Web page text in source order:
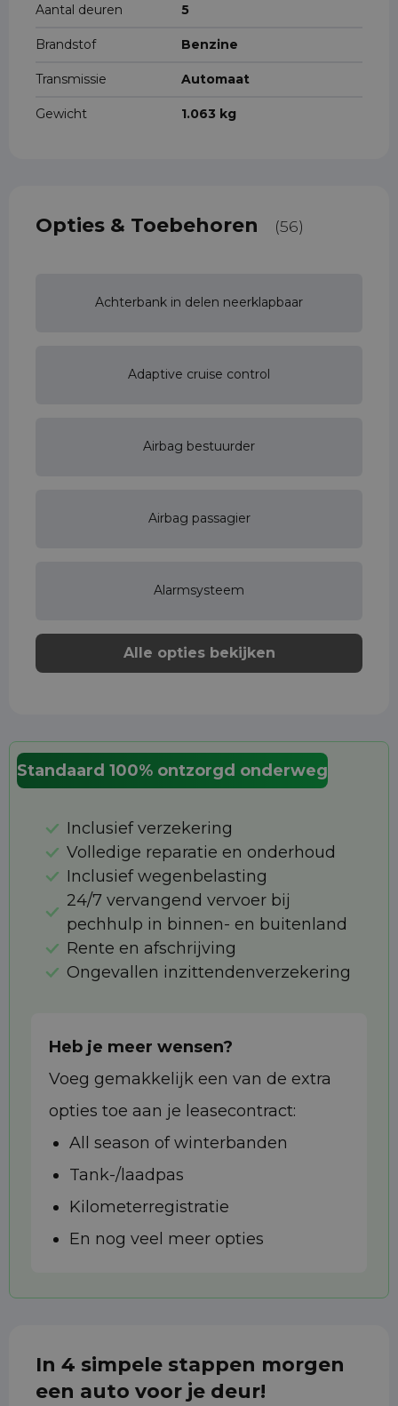
Aantal deuren 5
Brandstof Benzine
Transmissie Automaat
Gewicht 1.063 kg
Opties & Toebehoren (56)
Achterbank in delen neerklapbaar
Adaptive cruise control
Airbag bestuurder
Airbag passagier
Alarmsysteem
Alle opties bekijken
Standaard 100% ontzorgd onderweg
Inclusief verzekering
Volledige reparatie en onderhoud
Inclusief wegenbelasting
24/7 vervangend vervoer bij
pechhulp in binnen- en buitenland
Rente en afschrijving
Ongevallen inzittendenverzekering
Heb je meer wensen?
Voeg gemakkelijk een van de extra
opties toe aan je leasecontract:
All season of winterbanden
Tank-/laadpas
Kilometerregistratie
En nog veel meer opties
In 4 simpele stappen morgen
een auto voor je deur!